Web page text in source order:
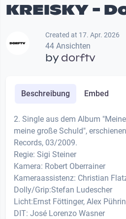
KREISKY -
Created at 17. Apr. 2026
44 Ansichten
bydorftv
Beschreibung Embed
2. Single aus dem Album
meine große Schuld",
Records, 03/2009.
Regie: Sigi Steiner
Kamera: Robert Oberrainer
Kameraassistenz: Christian
Dolly/Grip:Stefan Ludescher
Licht:Ernst Föttinger, Alex
DIT: José Lorenzo Wasner